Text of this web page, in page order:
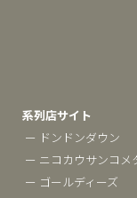
系列店サイト
ー ドンドンダウン
ー ニコカウサンコメ
ー ゴールディーズ